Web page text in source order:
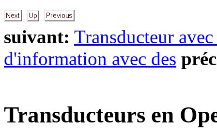
suivant: Transducteur
d'information avec des
Transducteurs en